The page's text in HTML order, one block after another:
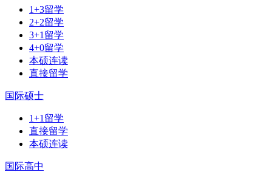
1+3留学
2+2留学
3+1留学
4+0留学
本硕连读
直接留学
国际硕士
1+1留学
直接留学
本硕连读
国际高中